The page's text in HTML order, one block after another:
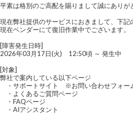
平素は格別のご高配を賜りまして誠にありが
現在弊社提供のサービスにおきまして、下記
現在ベンダーにて復旧作業中でございます。
[障害発生日時]
2026年03月17日(火) 12:50頃 ～ 発生中
[対象]
弊社で案内している以下ページ
・サポートサイト ※お問い合わせフォー
・よくあるご質問ページ
・FAQページ
・AIアシスタント